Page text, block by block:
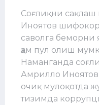
Соғлиқни
Иноятов
саволга
ҳам пул олиш
Наманганда
Амрилло
очиқ мулоқотда
тизимда